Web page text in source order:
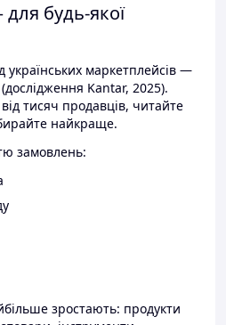
будь-якої
українських маркетплейсів —
Kantar, 2025).
тисяч продавців, читайте
найкраще.
замовлень:
зростають: продукти